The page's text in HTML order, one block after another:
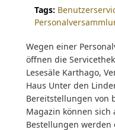
Tags:
Wegen einer
öffnen die
Lesesäle Karthago,
Haus Unter den
Bereitstellungen von
Magazin können sich
Bestellungen werden